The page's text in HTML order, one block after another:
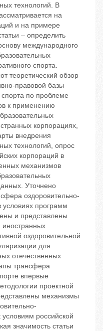
технологий. В
на
и на примере
– определить
международного
спорта.
теоретический обзор
правовой базы
по проблеме
к применению
корпорациях,
внедрения
технологий, опрос
корпораций в
механизмов
Уточнено
оздоровительно-
условиях программ
и представлены
оздоровительной
для
отечественных
трансфера
впервые
проектной
механизмы
условиям российской
значимость статьи